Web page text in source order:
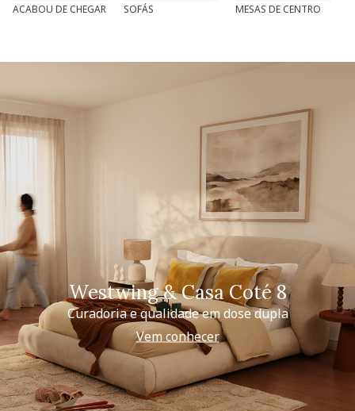
ACABOU DE CHEGAR SOFÁS MESAS DE CENTRO
Westwing & Casa Coté 8
Curadoria e qualidade em dose dupla
Vem conhecer